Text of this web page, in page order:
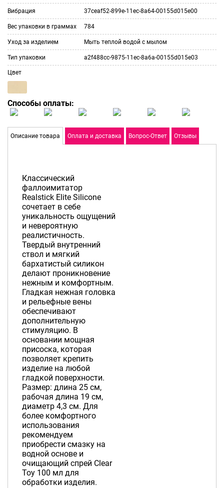
Вибрация 37ceaf52-899e-11ec-8a64-00155d015e00
Вес упаковки в граммах 784
Уход за изделием Мыть теплой водой с мылом
Тип упаковки a2f488cc-9875-11ec-8a6a-00155d015e03
Цвет
Способы оплаты:
Описание товара Оплата и доставка Вопрос-Ответ Отзывы
Классический
фаллоимитатор
Realstick Elite Silicone
сочетает в себе
уникальность ощущений
и невероятную
реалистичность.
Твердый внутренний
ствол и мягкий
бархатистый силикон
делают проникновение
нежным и комфортным.
Гладкая нежная головка
и рельефные вены
обеспечивают
дополнительную
стимуляцию. В
основании мощная
присоска, которая
позволяет крепить
изделие на любой
гладкой поверхности.
Размер: длина 25 см,
рабочая длина 19 см,
диаметр 4,3 см. Для
более комфортного
использования
рекомендуем
приобрести смазку на
водной основе и
очищающий спрей Clear
Toy 100 мл для
обработки изделия.